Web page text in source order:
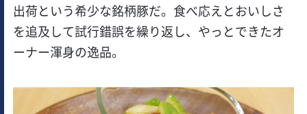
出荷という希少な銘柄豚だ。食べ応えとおいしさ
を追及して試行錯誤を繰り返し、やっとできたオ
ーナー渾身の逸品。